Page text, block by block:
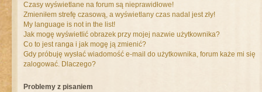
Czasy wyświetlane na forum są nieprawidłowe!
Zmieniłem strefę czasową, a wyświetlany czas nadal jest zły!
My language is not in the list!
Jak mogę wyświetlić obrazek przy mojej nazwie użytkownika?
Co to jest ranga i jak mogę ją zmienić?
Gdy próbuję wysłać wiadomość e-mail do użytkownika, forum każe mi się
zalogować. Dlaczego?
Problemy z pisaniem